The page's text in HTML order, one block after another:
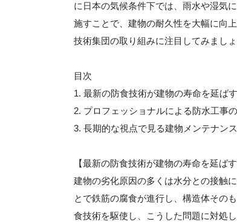
に日本の気候条件下では、雨水や湿気
施すことで、建物の耐久性を大幅に向
技術集団の取り組みに注目してみましょ
目次
1. 最新の防食技術が建物の寿命を延ば
2. プロフェッショナルによる防水工事
3. 長期的な視点で見る建物メンテナン
【最新の防食技術が建物の寿命を延ばす
建物の劣化原因の多くは水分との接触
とで鉄筋の腐食が進行し、構造体その
食技術を駆使し、こうした問題に対処